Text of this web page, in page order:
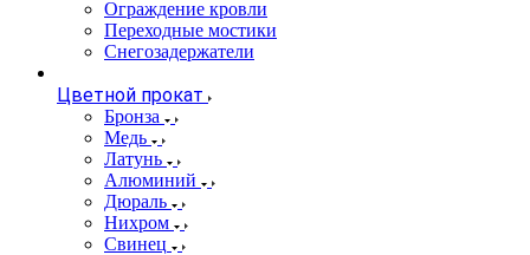
Ограждение кровли
Переходные мостики
Снегозадержатели
Цветной прокат
Бронза
Медь
Латунь
Алюминий
Дюраль
Нихром
Свинец